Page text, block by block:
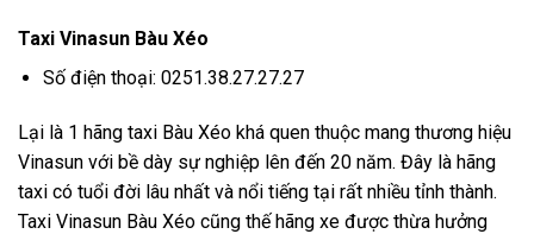
Taxi Vinasun Bàu Xéo
Số điện thoại: 0251.38.27.27.27
Lại là 1 hãng taxi Bàu Xéo khá quen thuộc mang thương hiệu
Vinasun với bề dày sự nghiệp lên đến 20 năm. Đây là hãng
taxi có tuổi đời lâu nhất và nổi tiếng tại rất nhiều tỉnh thành.
Taxi Vinasun Bàu Xéo cũng thế hãng xe được thừa hưởng